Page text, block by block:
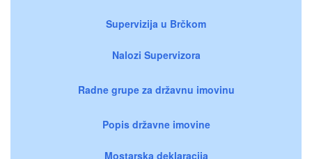
Supervizija u Brčkom
Nalozi Supervizora
Radne grupe za državnu imovinu
Popis državne imovine
Mostarska deklaracija